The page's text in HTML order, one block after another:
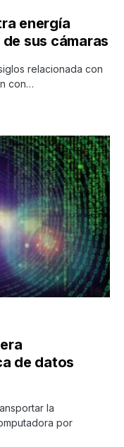
energía
sus cámaras
relacionada con
con…
de datos
la
por